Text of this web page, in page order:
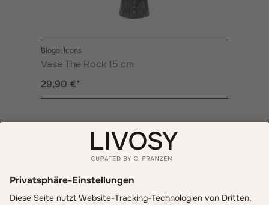
Blogo: Icons
Vase The Rock 15 cm
29,90 €*
Zahlung & Versand
LIVOSY